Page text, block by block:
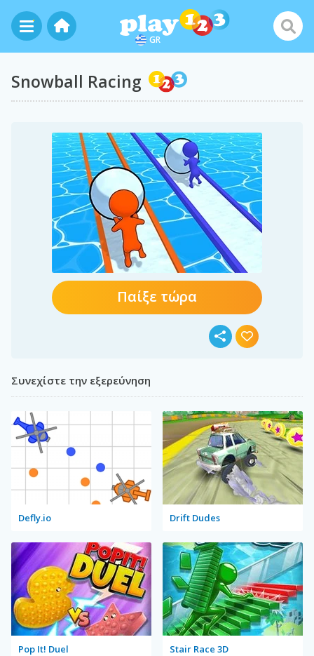
GR
Snowball Racing
Παίξε τώρα
Συνεχίστε την εξερεύνηση
Defly.io Drift Dudes
Pop It! Duel Stair Race 3D